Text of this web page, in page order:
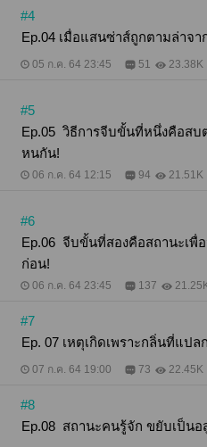
#4
Ep.04 เมื่อแสนซ่าส์ถูกตามล่า
05 ก.ค. 64 23:45 51 23.38K
#5
Ep.05 วิธีการจีบขั้นที่หนึ่งคือสบตา ว่าแต่...ซ่าส์ทำผิดพลาดตรงไ
หนกัน!
06 ก.ค. 64 12:15 94 21.51K
#6
Ep.06 จีบขั้นที่สองคือสถานะเพื่อน กว่าจะเลื่อนเป็นคนรักคงตาย
ก่อน!
06 ก.ค. 64 23:45 137
#7
Ep. 07 เหตุเกิดเพราะกลิ่นที่แป
07 ก.ค. 64 19:00 73 22.45K
#8
Ep.08 สถานะคนรู้จัก ขยับเป็